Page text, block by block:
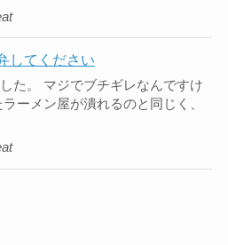
してください
た。 マジでブチギレなんですけ
ーメン屋が潰れるのと同じく、